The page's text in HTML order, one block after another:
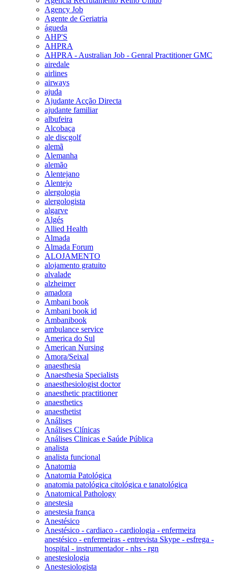
Agency Job
Agente de Geriatria
águeda
AHP'S
AHPRA
AHPRA - Australian Job - Genral Practitioner GMC
airedale
airlines
airways
ajuda
Ajudante Acção Directa
ajudante familiar
albufeira
Alcobaça
ale discgolf
alemã
Alemanha
alemão
Alentejano
Alentejo
alergologia
alergologista
algarve
Algés
Allied Health
Almada
Almada Forum
ALOJAMENTO
alojamento gratuito
alvalade
alzheimer
amadora
Ambani book
Ambani book id
Ambanibook
ambulance service
America do Sul
American Nursing
Amora/Seixal
anaesthesia
Anaesthesia Specialists
anaesthesiologist doctor
anaesthetic practitioner
anaesthetics
anaesthetist
Análises
Análises Clínicas
Análises Clinicas e Saúde Pública
analista
analista funcional
Anatomia
Anatomia Patológica
anatomia patológica citológica e tanatológica
Anatomical Pathology
anestesia
anestesia frança
Anestésico
Anestésico - cardiaco - cardiologia - enfermeira
anestésico - enfermeiras - entrevista Skype - esfrega -
hospital - instrumentador - nhs - rgn
anestesiologia
Anestesiologista